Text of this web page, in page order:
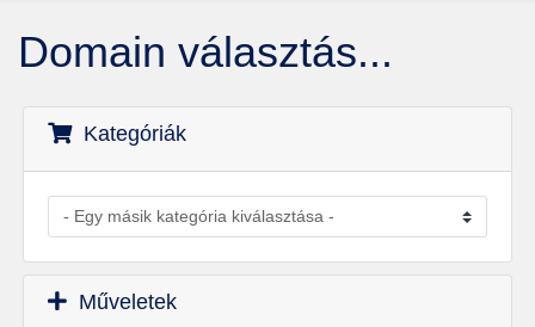
Domain választás...
Kategóriák
Műveletek